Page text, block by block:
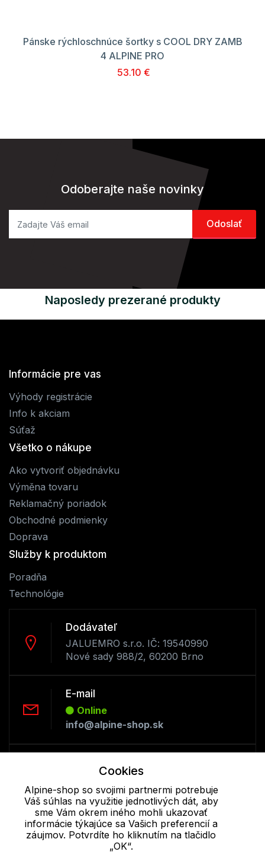
Pánske rýchloschnúce šortky s COOL DRY ZAMB
4 ALPINE PRO
53.10 €
Odoberajte naše novinky
Naposledy prezerané produkty
Informácie pre vas
Výhody registrácie
Info k akciam
Súťaž
Všetko o nákupe
Ako vytvoriť objednávku
Výměna tovaru
Reklamačný poriadok
Obchodné podmienky
Doprava
Služby k produktom
Poradňa
Technológie
Dodávateľ
JALUEMRO s.r.o. IČ: 19540990
Nové sady 988/2, 60200 Brno
E-mail
Online
info@alpine-shop.sk
Offline
+421 277 270 053
Cookie - podrobné nastavenie| Ďalšie informácie|Spracovanie
osobných údajov
Cookies
Alpine-shop so svojimi partnermi potrebuje
Váš súhlas na využitie jednotlivých dát, aby
sme Vám okrem iného mohli ukazovať
informácie týkajúce sa Vašich preferencií a
záujmov. Potvrdíte ho kliknutím na tlačidlo
„OK“.